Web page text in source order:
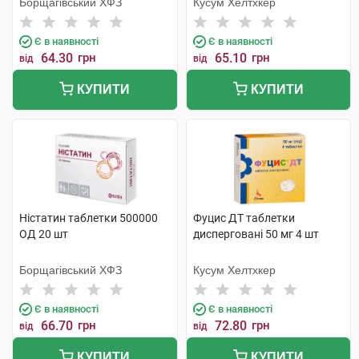
Є в наявності
від 64.30 грн
КУПИТИ
Є в наявності
від 65.10 грн
КУПИТИ
Ністатин таблетки 500000
ОД 20 шт
Борщагівський ХФЗ
Є в наявності
від 66.70 грн
Фуцис ДТ таблетки
дисперговані 50 мг 4 шт
Кусум Хелтхкер
Є в наявності
від 72.80 грн